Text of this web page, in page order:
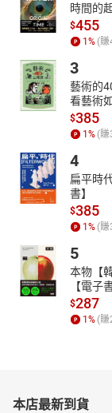
時間的
$455
1% (賺
3
藝術的
看藝術
$385
1% (賺
4
扁平時
書】
$385
1% (賺
5
本物【
【電子
$287
1% (賺
本店最新到貨